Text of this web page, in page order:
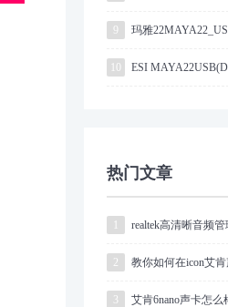
9 玛雅
ESI
热门文章
realtek高清晰音频
2 教你如何在icon艾
3 艾肯6nano声卡怎么